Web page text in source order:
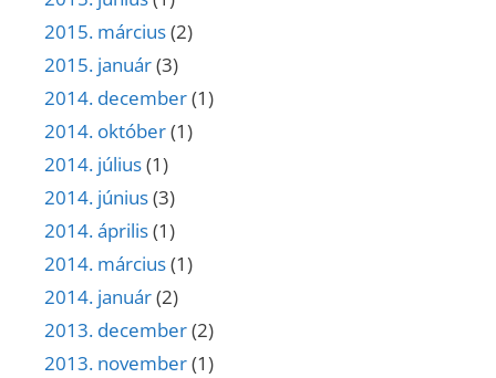
2015. március(2)
2015. január(3)
2014. december(1)
2014. október(1)
2014. július(1)
2014. június(3)
2014. április(1)
2014. március(1)
2014. január(2)
2013. december(2)
2013. november(1)